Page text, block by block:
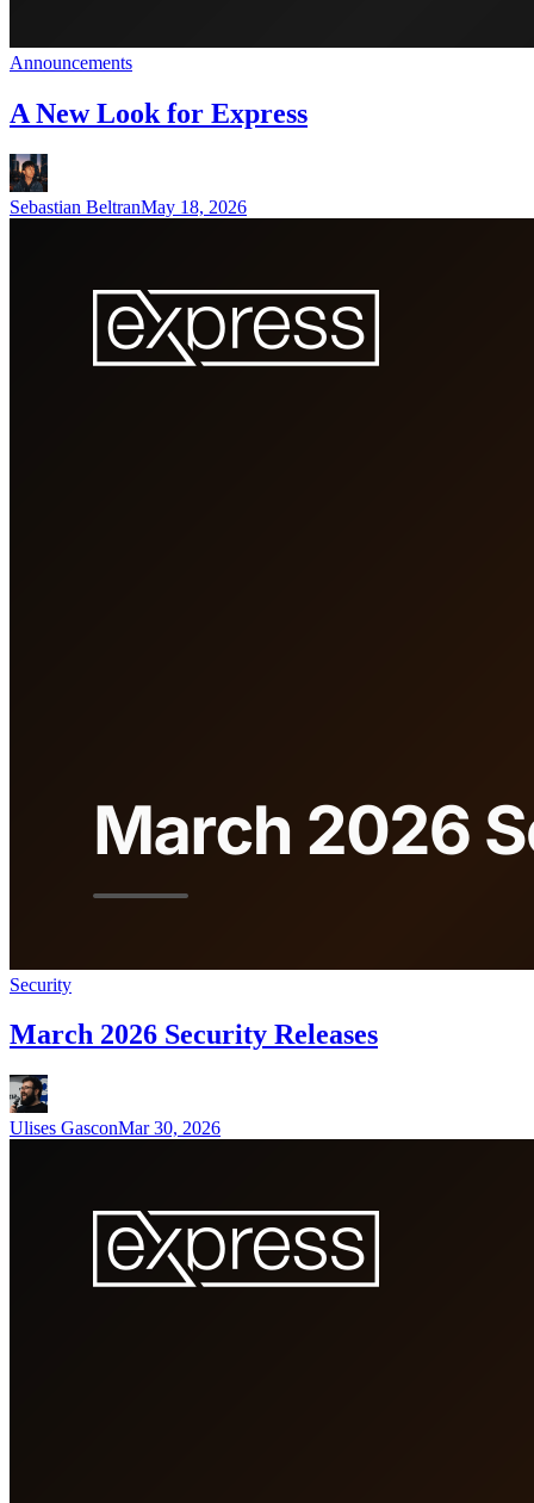
Announcements
A New Look for Express
Sebastian BeltranMay 18, 2026
Security
March 2026 Security Releases
Ulises GasconMar 30, 2026